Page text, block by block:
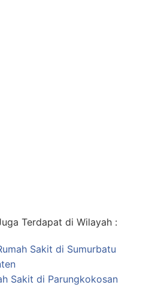
Terdapat di Wilayah :
Sakit di Sumurbatu
Sakit di Parungkokosan